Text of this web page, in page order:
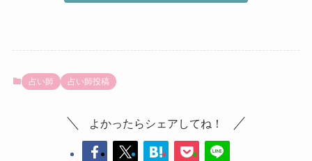
占い師 占い師投稿
よかったらシェアしてね！